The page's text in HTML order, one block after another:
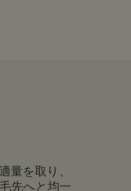
量を取り、
先へと均一